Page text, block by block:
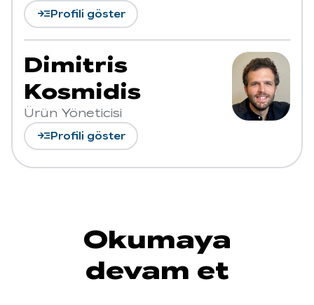
read_moreProfili göster
Dimitris
Kosmidis
Ürün Yöneticisi
read_moreProfili göster
Okumaya
devam et